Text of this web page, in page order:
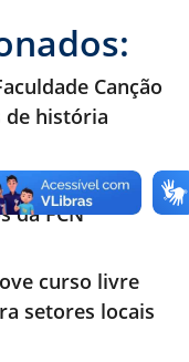
Canção
de história
em
da FCN
curso livre
setores locais